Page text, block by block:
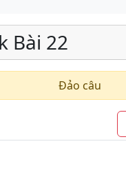
Bài 22
Đảo câu